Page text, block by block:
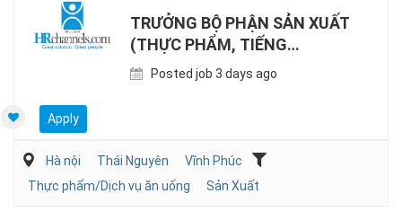
TRƯỞNG BỘ PHẬN SẢN XUẤT
(THỰC PHẨM, TIẾNG
ANH/NHẬT)
Posted job 3 days ago
Apply
Hà nội Thái Nguyên
Vĩnh Phúc
Thực phẩm/Dịch vụ ăn uống
Sản Xuất